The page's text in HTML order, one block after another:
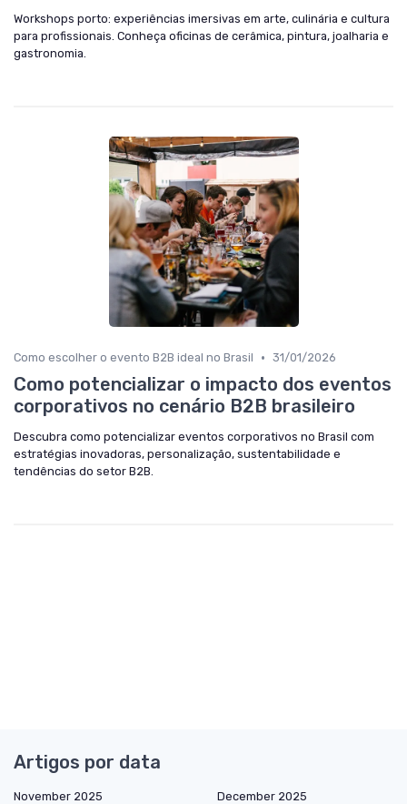
Workshops porto: experiências imersivas em arte, culinária e cultura
para profissionais. Conheça oficinas de cerâmica, pintura, joalharia e
gastronomia.
Como escolher o evento B2B ideal no Brasil • 31/01/2026
Como potencializar o impacto dos eventos
corporativos no cenário B2B brasileiro
Descubra como potencializar eventos corporativos no Brasil com
estratégias inovadoras, personalização, sustentabilidade e
tendências do setor B2B.
Artigos por data
November 2025
December 2025